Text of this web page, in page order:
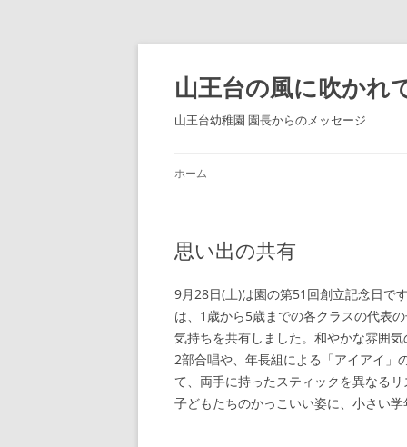
コ
テ
ン
ツ
へ
ス
山王台の風に吹かれ
山王台幼稚園 園長からのメッセージ
ホーム
思い出の共有
9月28日(土)は園の第51回創立記念日で
は、1歳から5歳までの各クラスの代表
気持ちを共有しました。和やかな雰囲
2部合唱や、年長組による「アイアイ」
て、両手に持ったスティックを異なる
子どもたちのかっこいい姿に、小さい